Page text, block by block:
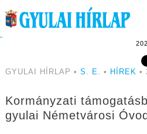
GYULAI HÍRLAP • S. E. • HÍREK •
Kormányzati
gyulai Németvárosi